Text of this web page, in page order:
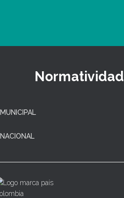
Normatividad
MUNICIPAL
NACIONAL